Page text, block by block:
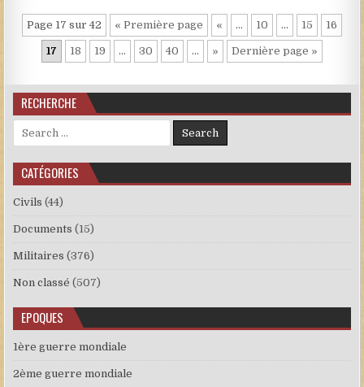
Page 17 sur 42 « Première page « … 10 … 15 16
17 18 19 … 30 40 … » Dernière page »
RECHERCHE
Search for:
CATÉGORIES
Civils (44)
Documents (15)
Militaires (376)
Non classé (507)
EPOQUES
1ère guerre mondiale
2ème guerre mondiale